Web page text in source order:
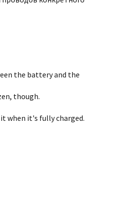
the battery and the
though.
when it's fully charged.